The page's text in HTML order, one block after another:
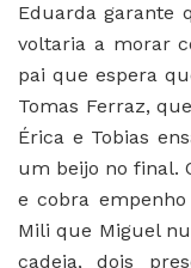
Eduarda garante
voltaria a morar
pai que espera
Tomas Ferraz,
Érica e Tobias
um beijo no final.
e cobra
Mili que Miguel
cadeia, dois